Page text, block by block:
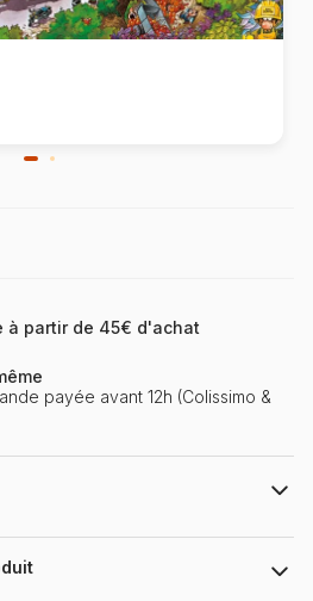
à partir de 45€ d'achat
payée avant 12h (Colissimo &
Tonio de la marque HEYE, de
Jean-Jacques Loup -